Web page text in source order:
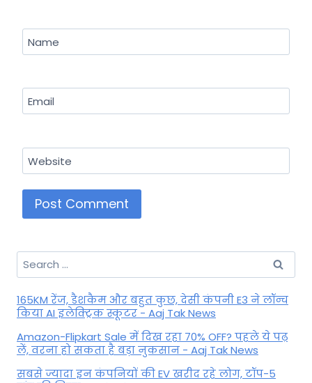
Name
Email
Website
Search
for:
165KM रेंज, डैशकैम और बहुत कुछ, देसी कंपनी E3 ने लॉन्च
किया AI इलेक्ट्रिक स्कूटर - Aaj Tak News
Amazon-Flipkart Sale में दिख रहा 70% OFF? पहले ये पढ़
लें, वरना हो सकता है बड़ा नुकसान - Aaj Tak News
सबसे ज्यादा इन कंपनियों की EV खरीद रहे लोग, टॉप-5